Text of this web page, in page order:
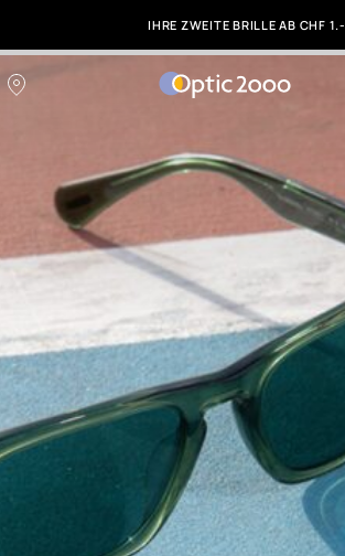
IHRE ZWEITE BRILLE AB CHF 1.-